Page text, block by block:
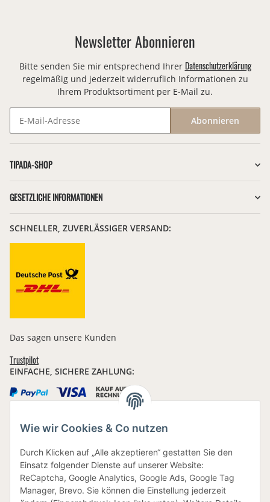
Wie wir Cookies & Co nutzen
Durch Klicken auf „Alle akzeptieren“ gestatten Sie den
Einsatz folgender Dienste auf unserer Website:
ReCaptcha, Google Analytics, Google Ads, Google Tag
Manager, Brevo. Sie können die Einstellung jederzeit
Newsletter Abonnieren
Bitte senden Sie mir entsprechend Ihrer Datenschutzerklärung
regelmäßig und jederzeit widerruflich Informationen zu
Ihrem Produktsortiment per E-Mail zu.
Abonnieren
TIPADA-SHOP
GESETZLICHE INFORMATIONEN
SCHNELLER, ZUVERLÄSSIGER VERSAND:
Das sagen unsere Kunden
Trustpilot
EINFACHE, SICHERE ZAHLUNG: